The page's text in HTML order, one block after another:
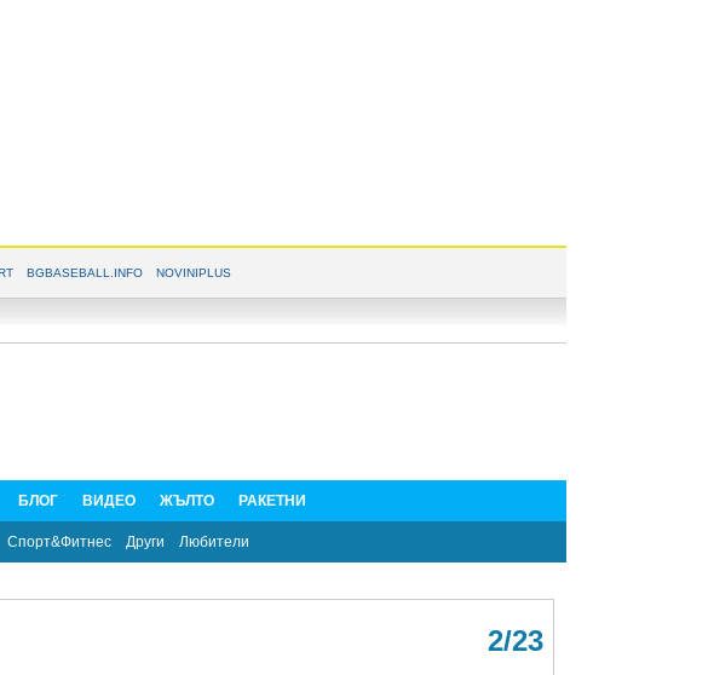
BGBASEBALL.INFO NOVINIPLUS
БЛОГ ВИДЕО ЖЪЛТО РАКЕТНИ
Спорт&Фитнес Други Любители
2/23